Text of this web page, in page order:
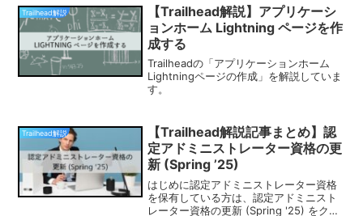
Dat...
Trailhead解説
【Trailhead解説】アプリケーシ
ョンホーム Lightning ページを作
成する
Trailheadの「アプリケーションホーム
Lightningページの作成」を解説していま
す。
Trailhead解説
【Trailhead解説記事まとめ】認
定アドミニストレーター資格の更
新 (Spring ’25)
はじめに認定アドミニストレーター資格
を保有している方は、認定アドミニスト
レーター資格の更新 (Spring '25) をクリ